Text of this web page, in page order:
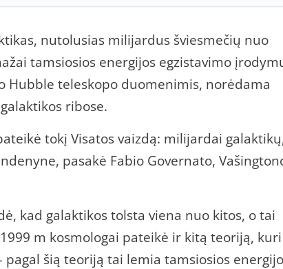
nutolusias milijardus šviesmečių nuo
tamsiosios energijos egzistavimo
teleskopo duomenimis, norėdama
ribose.
tokį Visatos vaizdą: milijardai
pasakė Fabio Governato,
kad galaktikos tolsta viena nuo kitos, o tai
m kosmologai pateikė ir kitą teoriją, kuri
šią teoriją tai lemia tamsiosios